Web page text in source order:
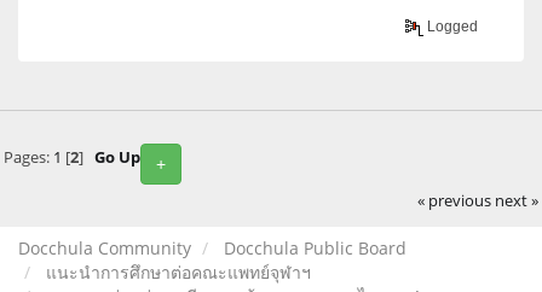
Logged
+
Pages: 1 [2] Go Up
« previous next »
Docchula Community
Docchula Public Board
แนะนำการศึกษาต่อคณะแพทย์จุฬาฯ